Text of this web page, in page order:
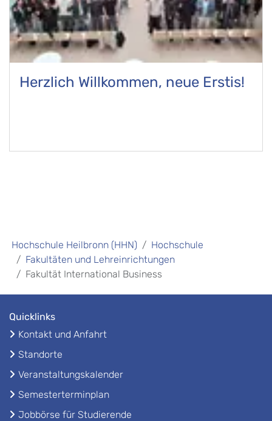
Herzlich Willkommen, neue Erstis!
Hochschule Heilbronn (HHN)
Hochschule
Fakultäten und Lehreinrichtungen
Fakultät International Business
Quicklinks
Kontakt und Anfahrt
Standorte
Veranstaltungskalender
Semesterterminplan
Jobbörse für Studierende